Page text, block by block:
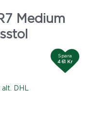
Medium
Spara
4 61 Kr
DHL